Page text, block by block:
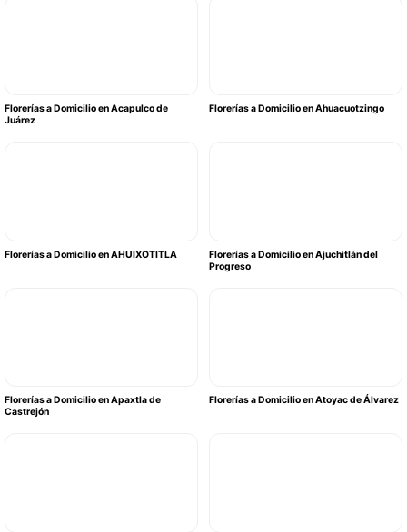
Florerías a Domicilio en Acapulco de
Juárez
Florerías a Domicilio en Ahuacuotzingo
Florerías a Domicilio en AHUIXOTITLA
Florerías a Domicilio en Ajuchitlán del
Progreso
Florerías a Domicilio en Apaxtla de
Castrejón
Florerías a Domicilio en Atoyac de Álvarez